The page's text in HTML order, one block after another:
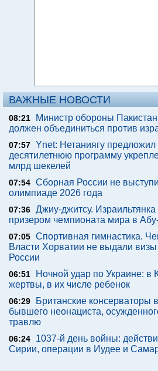
ВАЖНЫЕ НОВОСТИ
08:21
Министр обороны
должен объединиться против
07:57 Ynet: Нетаниягу предложил
десятилетнюю программу
млрд шекелей
07:54 Сборная России не
олимпиаде 2026 года
07:36 Джиу-джитсу.
призером чемпионата мира в
07:05 Спортивная гимнастика.
Власти Хорватии не выдали
России
06:51
Ночной удар по Украине: в
жертвы, в их числе ребенок
06:29
Британские
бывшего неонациста,
травлю
06:24
1037-й день войны:
Сирии, операции в Иудее и